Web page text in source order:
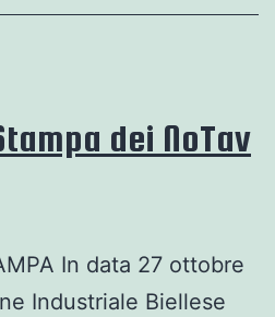
dei NoTav
In data 27 ottobre
Industriale Biellese